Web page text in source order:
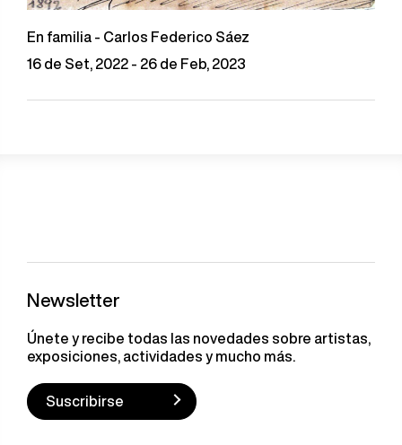
En familia - Carlos Federico Sáez
16 de Set, 2022 - 26 de Feb, 2023
Newsletter
Únete y recibe todas las novedades sobre artistas,
exposiciones, actividades y mucho más.
Suscribirse